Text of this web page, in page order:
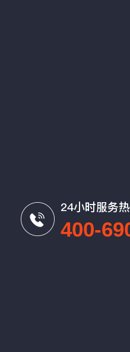
24小时服务
400-